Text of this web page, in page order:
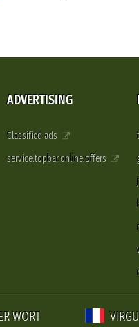
ADVERTISING
Classified ads
service.topbar.online.offers
WORT